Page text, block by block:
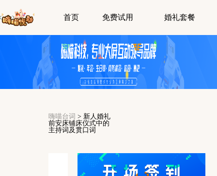
首页 免费试用 婚礼套餐
嗨喵台词 > 新人婚礼
前安床铺床仪式中的
主持词及贯口词